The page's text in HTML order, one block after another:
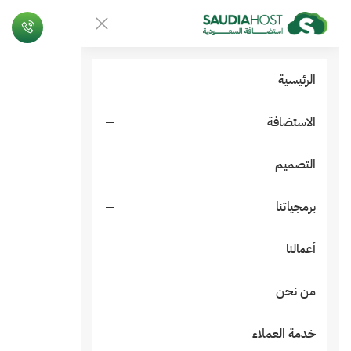
الرئيسية
الاستضافة
التصميم
برمجياتنا
أعمالنا
من نحن
خدمة العملاء